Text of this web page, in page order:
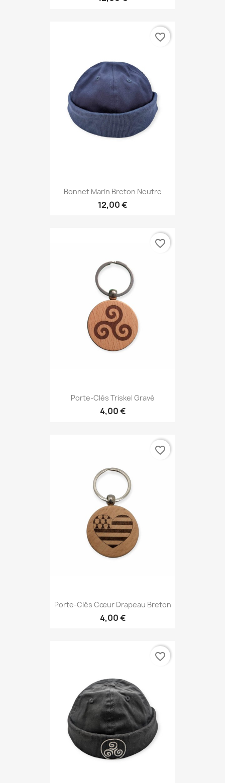
Bonnet Marin Breton Neutre
12,00 €
favorite_border
Porte-Clés Triskel Gravé
4,00 €
favorite_border
Porte-Clés Cœur Drapeau Breton
4,00 €
favorite_border
favorite_border